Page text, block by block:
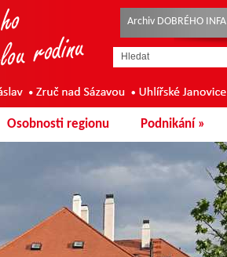
Archiv DOBRÉHO INFA
Osobnosti regionu Podnikání »